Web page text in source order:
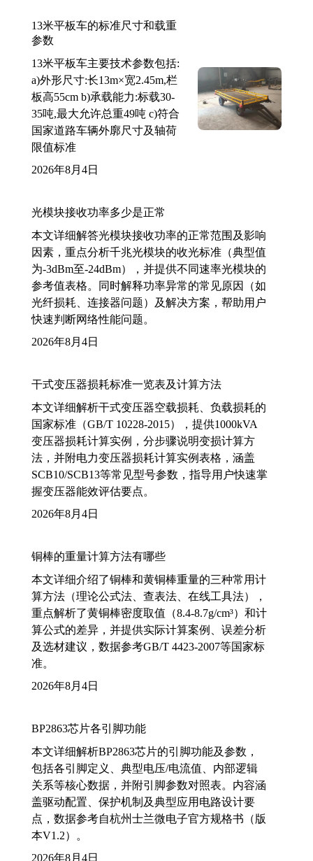
13米平板车的标准尺寸和载重
参数
13米平板车主要技术参数包括:
a)外形尺寸:长13m×宽2.45m,栏
板高55cm b)承载能力:标载30-
35吨,最大允许总重49吨 c)符合
国家道路车辆外廓尺寸及轴荷
限值标准
2026年8月4日
光模块接收功率多少是正常
本文详细解答光模块接收功率的正常范围及影响
因素，重点分析千兆光模块的收光标准（典型值
为-3dBm至-24dBm），并提供不同速率光模块的
参考值表格。同时解释功率异常的常见原因（如
光纤损耗、连接器问题）及解决方案，帮助用户
快速判断网络性能问题。
2026年8月4日
干式变压器损耗标准一览表及计算方法
本文详细解析干式变压器空载损耗、负载损耗的
国家标准（GB/T 10228-2015），提供1000kVA
变压器损耗计算实例，分步骤说明变损计算方
法，并附电力变压器损耗计算实例表格，涵盖
SCB10/SCB13等常见型号参数，指导用户快速掌
握变压器能效评估要点。
2026年8月4日
铜棒的重量计算方法有哪些
本文详细介绍了铜棒和黄铜棒重量的三种常用计
算方法（理论公式法、查表法、在线工具法），
重点解析了黄铜棒密度取值（8.4-8.7g/cm³）和计
算公式的差异，并提供实际计算案例、误差分析
及选材建议，数据参考GB/T 4423-2007等国家标
准。
2026年8月4日
BP2863芯片各引脚功能
本文详细解析BP2863芯片的引脚功能及参数，
包括各引脚定义、典型电压/电流值、内部逻辑
关系等核心数据，并附引脚参数对照表。内容涵
盖驱动配置、保护机制及典型应用电路设计要
点，数据参考自杭州士兰微电子官方规格书（版
本V1.2）。
2026年8月4日